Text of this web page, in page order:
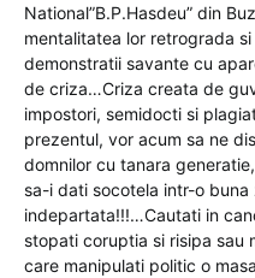
National”B.P.Hasdeu” din
mentalitatea lor retrograda
demonstratii savante cu
de criza…Criza creata de
impostori, semidocti si
prezentul, vor acum sa ne
domnilor cu tanara
sa-i dati socotela intr-o
indepartata!!!…Cautati in
stopati coruptia si risipa sau
care manipulati politic o